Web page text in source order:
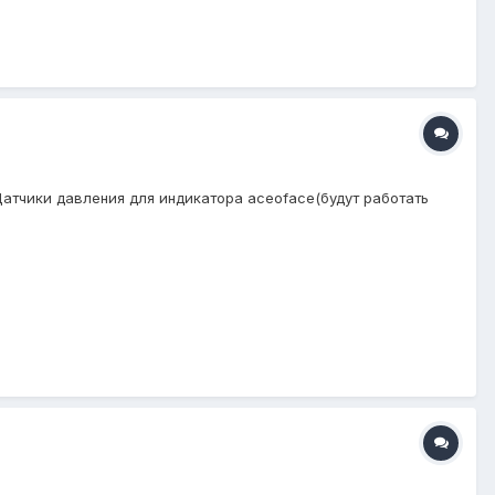
давления для индикатора aceoface(будут работать